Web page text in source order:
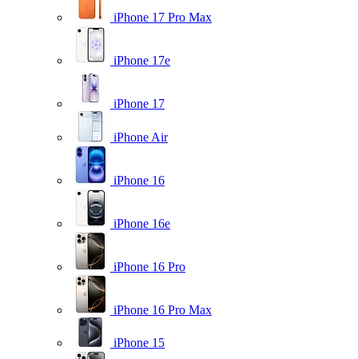
iPhone 17 Pro Max
iPhone 17e
iPhone 17
iPhone Air
iPhone 16
iPhone 16e
iPhone 16 Pro
iPhone 16 Pro Max
iPhone 15